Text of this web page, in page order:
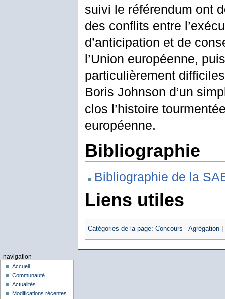
suivi le référendum ont
des conflits entre
d’anticipation et de
l’Union européenne,
particulièrement
Boris Johnson d’un
clos l’histoire
européenne.
Bibliographie
Bibliographie de la
Liens utiles
Catégories de la page: Concours - Agrégation|
navigation
Accueil
Communauté
Actualités
Modifications récentes